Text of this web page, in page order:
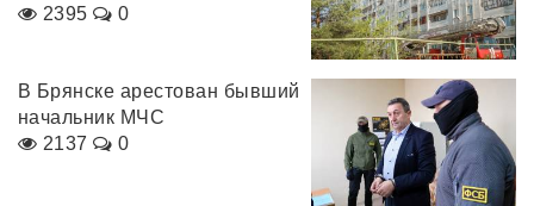
2395
0
В Брянске арестован бывший
начальник МЧС
2137
0